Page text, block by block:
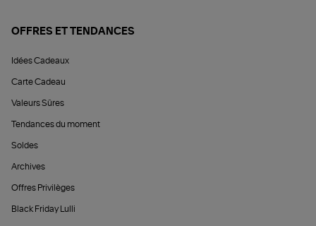
OFFRES ET TENDANCES
Idées Cadeaux
Carte Cadeau
Valeurs Sûres
Tendances du moment
Soldes
Archives
Offres Privilèges
Black Friday Lulli